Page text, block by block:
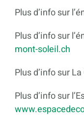
Plus d’info sur
Plus d’info sur
mont-soleil.ch
Plus d’info sur La
Plus d’info sur